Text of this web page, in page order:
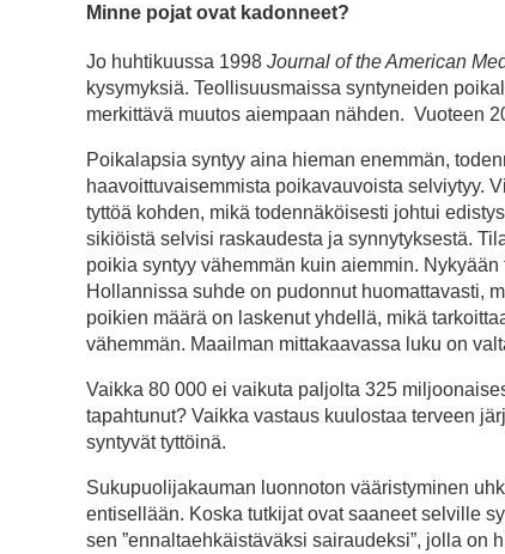
Minne pojat ovat kadonneet?
Jo huhtikuussa 1998 Journal of the American
kysymyksiä. Teollisuusmaissa syntyneiden
merkittävä muutos aiempaan nähden. Vuoteen
Poikalapsia syntyy aina hieman enemmän,
haavoittuvaisemmista poikavauvoista selviytyy.
tyttöä kohden, mikä todennäköisesti johtui
sikiöistä selvisi raskaudesta ja synnytyksestä.
poikia syntyy vähemmän kuin aiemmin.
Hollannissa suhde on pudonnut huomattavasti,
poikien määrä on laskenut yhdellä, mikä
vähemmän. Maailman mittakaavassa luku on
Vaikka 80 000 ei vaikuta paljolta 325
tapahtunut? Vaikka vastaus kuulostaa terveen
syntyvät tyttöinä.
Sukupuolijakauman luonnoton vääristyminen
entisellään. Koska tutkijat ovat saaneet selville
sen ”ennaltaehkäistäväksi sairaudeksi”, jolla on